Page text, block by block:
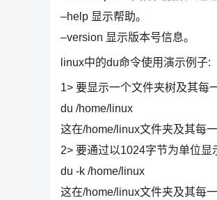
–help 显示帮助。
–version 显示版本号信息。
linux中的du命令使用演示例子:
1> 要显示一个文件夹树及其每
du /home/linux
这在/home/linux文件夹及其每
2> 要通过以1024字节为单位
du -k /home/linux
这在/home/linux文件夹及其每